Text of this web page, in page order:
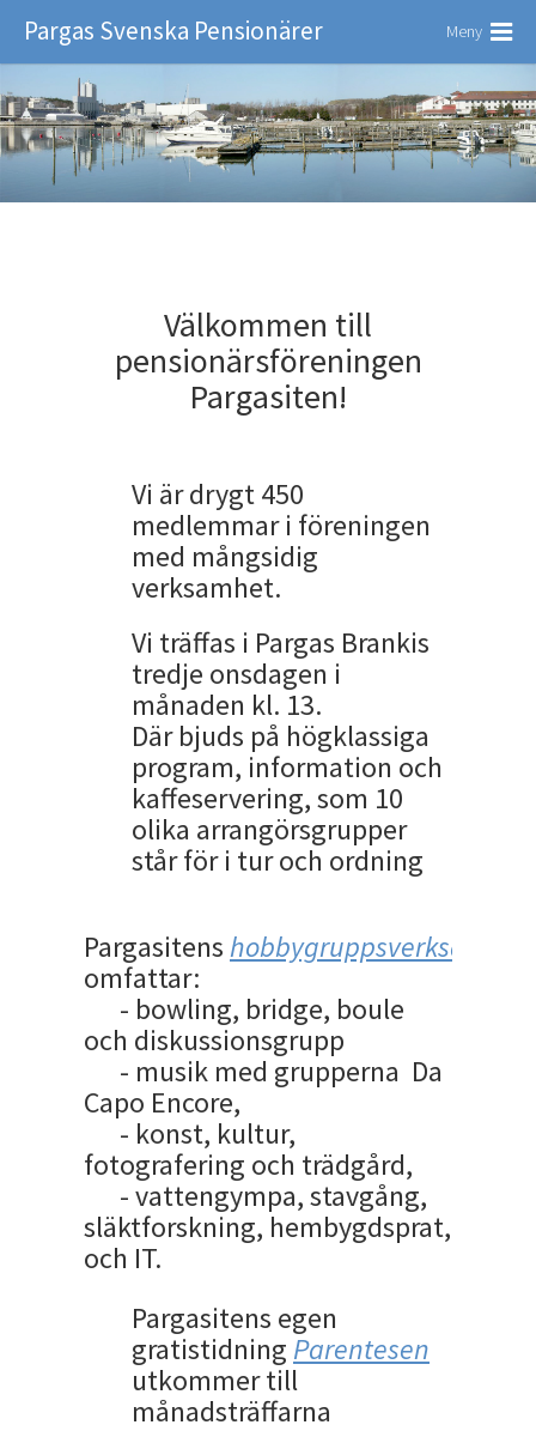
Pargas Svenska Pensionärer Meny
Välkommen till
pensionärsföreningen
Pargasiten!
Vi är drygt 450
medlemmar i föreningen
med mångsidig
verksamhet.
Vi träffas i Pargas Brankis
tredje onsdagen i
månaden kl. 13.
Där bjuds på högklassiga
program, information och
kaffeservering, som 10
olika arrangörsgrupper
står för i tur och ordning
Pargasitenshobbygruppsverksamhet
omfattar:
- bowling, bridge, boule
och diskussionsgrupp
- musik med grupperna Da
Capo Encore,
- konst, kultur,
fotografering och trädgård,
- vattengympa, stavgång,
släktforskning, hembygdsprat,
och IT.
Pargasitens egen
gratistidning Parentesen
utkommer till
månadsträffarna